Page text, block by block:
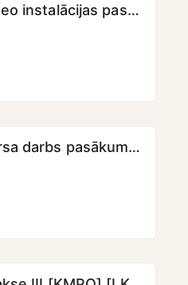
CitiB065-NLK: Video instalācijas pasākumos [KMPO] [LKK]
CitiK006-NLK: Kursa darbs pasākumu producēšanā [KMPO] [LKK]